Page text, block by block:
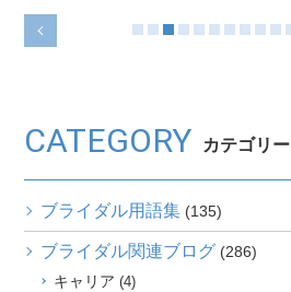
CATEGORY カテゴリー
ブライダル用語集 (135)
ブライダル関連ブログ (286)
キャリア (4)